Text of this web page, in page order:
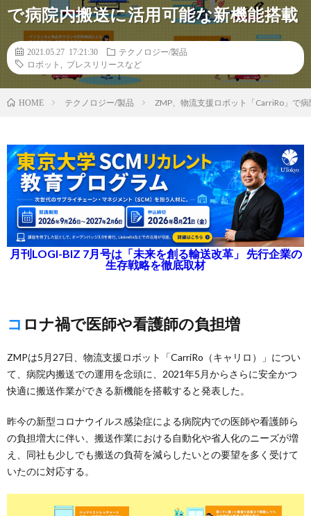
で病院内搬送に活用可能な新機能搭載
2021.05.27 17:21:30
テクノロジー/製品
ロボット
プレスリリースなど
HOME テクノロジー/製品 ZMP、物流支援ロボット「CarriRo」で
月刊LOGI-BIZ 7月号は「未来を創る輸送改革」 先行企業の
生存戦略を徹底取材
コロナ禍で医師や看護師の負担増
ZMPは5月27日、物流支援ロボット「CarriRo（キャリロ）」につい
て、病院内搬送での運用を念頭に、2021年5月からさらに安全かつ
快適に搬送作業ができる新機能を搭載すると発表した。
昨今の新型コロナウイルス感染症による病院内での医師や看護師ら
の負担増大に伴い、搬送作業における自動化や省人化のニーズが増
え、同社も少しでも搬送の負荷を減らしたいとの要望を多く受けて
いたのに対応する。